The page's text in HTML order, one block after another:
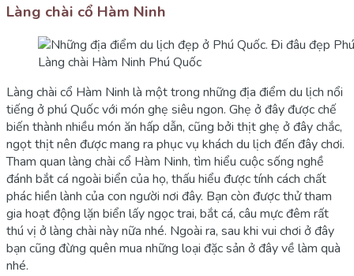
Làng chài cổ Hàm Ninh
Làng chài Hàm Ninh Phú Quốc
Làng chài cổ Hàm Ninh là một trong những địa điểm du lịch nổi
tiếng ở phú Quốc với món ghẹ siêu ngon. Ghẹ ở đây được chế
biến thành nhiều món ăn hấp dẫn, cũng bởi thịt ghẹ ở đây chắc,
ngọt thịt nên được mang ra phục vụ khách du lịch đến đây chơi.
Tham quan làng chài cổ Hàm Ninh, tìm hiểu cuộc sống nghề
đánh bắt cá ngoài biển của họ, thấu hiểu được tính cách chất
phác hiền lành của con người nơi đây. Bạn còn được thử tham
gia hoạt động lặn biển lấy ngọc trai, bắt cá, câu mực đêm rất
thú vị ở làng chài này nữa nhé. Ngoài ra, sau khi vui chơi ở đây
bạn cũng đừng quên mua những loại đặc sản ở đây về làm quà
nhé.